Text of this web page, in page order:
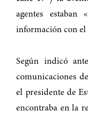
agentes estaban
información con el
Según indicó
comunicaciones
el presidente de
encontraba en la